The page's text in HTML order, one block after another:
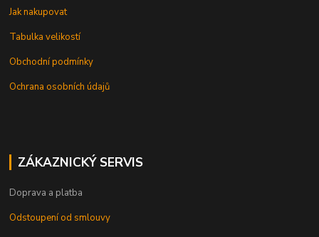
Jak nakupovat
Tabulka velikostí
Obchodní podmínky
Ochrana osobních údajů
ZÁKAZNICKÝ SERVIS
Doprava a platba
Odstoupení od smlouvy